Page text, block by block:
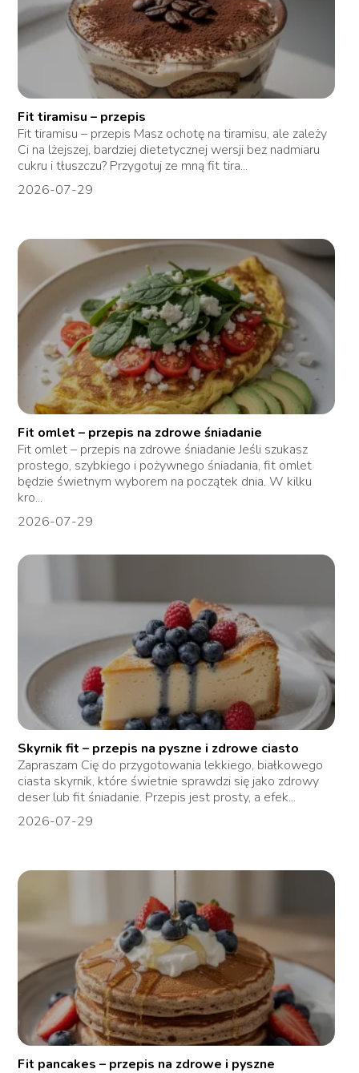
Fit tiramisu – przepis
Fit tiramisu – przepis Masz ochotę na tiramisu, ale zależy
Ci na lżejszej, bardziej dietetycznej wersji bez nadmiaru
cukru i tłuszczu? Przygotuj ze mną fit tira...
2026-07-29
Fit omlet – przepis na zdrowe śniadanie
Fit omlet – przepis na zdrowe śniadanie Jeśli szukasz
prostego, szybkiego i pożywnego śniadania, fit omlet
będzie świetnym wyborem na początek dnia. W kilku
kro...
2026-07-29
Skyrnik fit – przepis na pyszne i zdrowe ciasto
Zapraszam Cię do przygotowania lekkiego, białkowego
ciasta skyrnik, które świetnie sprawdzi się jako zdrowy
deser lub fit śniadanie. Przepis jest prosty, a efek...
2026-07-29
Fit pancakes – przepis na zdrowe i pyszne